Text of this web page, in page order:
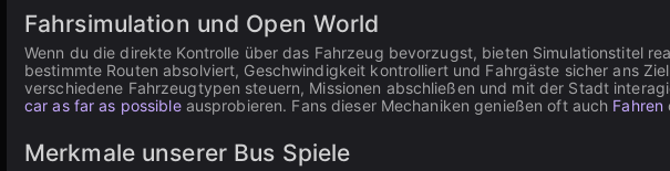
Fahrsimulation und Open World
Wenn du die direkte Kontrolle über das Fahrzeug bevorzugst, bieten Simulationstitel
bestimmte Routen absolviert, Geschwindigkeit kontrolliert und Fahrgäste sicher ans
verschiedene Fahrzeugtypen steuern, Missionen abschließen und mit der Stadt
car as far as possibleausprobieren. Fans dieser Mechaniken genießen oft auch Fahren
Merkmale unserer Bus Spiele